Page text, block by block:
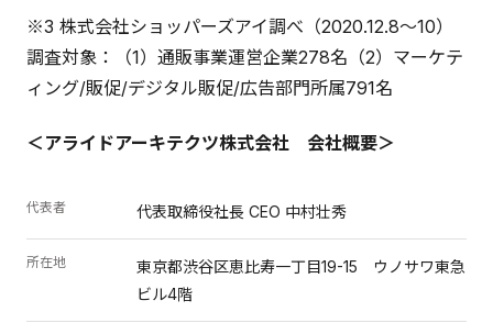
※3 株式会社ショッパーズアイ調べ（2020.12.8〜10）
調査対象：（1）通販事業運営企業278名（2）マーケテ
ィング/販促/デジタル販促/広告部門所属791名
＜アライドアーキテクツ株式会社 会社概要＞
代表者 代表取締役社長 CEO 中村壮秀
所在地
東京都渋谷区恵比寿一丁目19-15 ウノサワ東急
ビル4階